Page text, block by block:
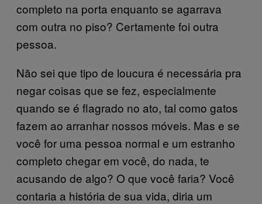
completo na porta enquanto se agarrava
com outra no piso? Certamente foi outra
pessoa.
Não sei que tipo de loucura é necessária pra
negar coisas que se fez, especialmente
quando se é flagrado no ato, tal como gatos
fazem ao arranhar nossos móveis. Mas e se
você for uma pessoa normal e um estranho
completo chegar em você, do nada, te
acusando de algo? O que você faria? Você
contaria a história de sua vida, diria um